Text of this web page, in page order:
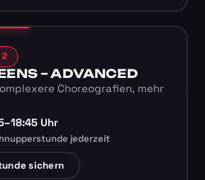
2
– ADVANCED
Choreografien, mehr
Uhr
jederzeit
sichern